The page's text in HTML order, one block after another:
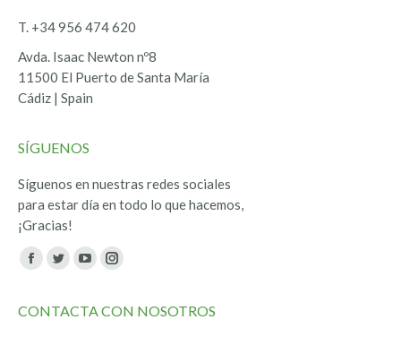
T. +34 956 474 620
Avda. Isaac Newton nº8
11500 El Puerto de Santa María
Cádiz | Spain
SÍGUENOS
Síguenos en nuestras redes sociales
para estar día en todo lo que hacemos,
¡Gracias!
Encuéntranos en:
Facebook
opens
Twitter
opens
YouTube
opens
Instagram
opens
CONTACTA CON NOSOTROS